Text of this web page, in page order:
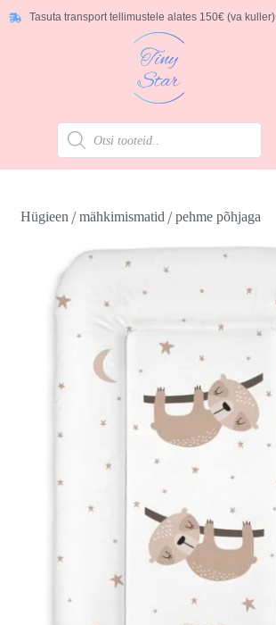
Tasuta transport tellimustele alates 150€ (va kuller)
Hügieen/mähkimismatid/pehme põhjaga